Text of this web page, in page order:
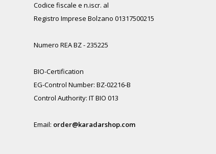
Codice fiscale e n.iscr. al
Registro Imprese Bolzano 01317500215
Numero REA BZ - 235225
BIO-Certification
EG-Control Number: BZ-02216-B
Control Authority: IT BIO 013
Email: order@karadarshop.com